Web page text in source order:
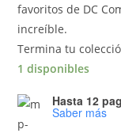
favoritos de DC
increíble.
Termina tu
1 disponibles
Hasta 12
Saber más